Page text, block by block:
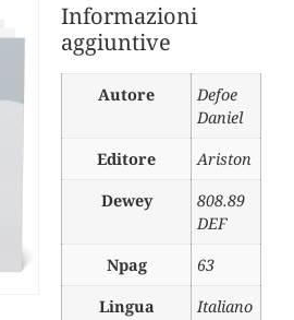
Informazioni
aggiuntive
Autore
Defoe
Daniel
Editore
Ariston
Dewey
808.89
DEF
Npag
63
Lingua
Italiano